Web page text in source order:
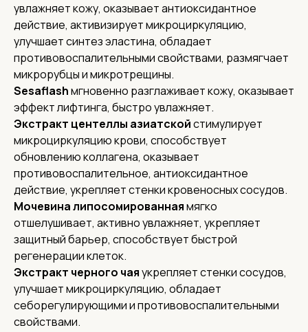
увлажняет кожу, оказывает антиоксидантное
действие, активизирует микроциркуляцию,
улучшает синтез эластина, обладает
противовоспалительными свойствами, размягчает
микрорубцы и микротрещины.
Sesaflashмгновенно разглаживает кожу, оказывает
эффект лифтинга, быстро увлажняет.
Экстракт центеллы азиатскойстимулирует
микроциркуляцию крови, способствует
обновлению коллагена, оказывает
противовоспалительное, антиоксидантное
действие, укрепляет стенки кровеносных сосудов.
Мочевина липосомированнаямягко
отшелушивает, активно увлажняет, укрепляет
защитный барьер, способствует быстрой
регенерации клеток.
Экстракт черного чаяукрепляет стенки сосудов,
улучшает микроциркуляцию, обладает
себорегулирующими и противовоспалительными
свойствами.
О нас
Доставка
Контакты
Адреса
Адрес офиса и пункта выдачи:
г. Нижний Новгород, ул. Короленко, 32
Реквизиты
ИНН 5262359886,